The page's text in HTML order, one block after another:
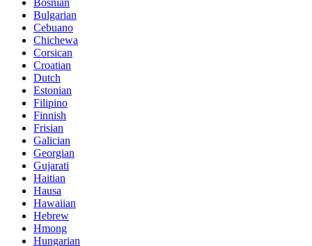
Bosnian
Bulgarian
Cebuano
Chichewa
Corsican
Croatian
Dutch
Estonian
Filipino
Finnish
Frisian
Galician
Georgian
Gujarati
Haitian
Hausa
Hawaiian
Hebrew
Hmong
Hungarian